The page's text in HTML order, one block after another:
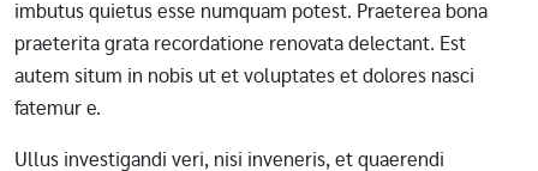
imbutus quietus esse numquam potest. Praeterea bona
praeterita grata recordatione renovata delectant. Est
autem situm in nobis ut et voluptates et dolores nasci
fatemur e.
Ullus investigandi veri, nisi inveneris, et quaerendi